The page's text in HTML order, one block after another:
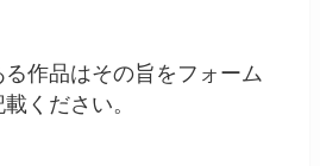
作品はその旨をフォーム
ください。